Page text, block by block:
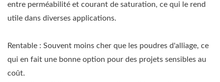
entre perméabilité et courant de saturation, ce qui le rend
utile dans diverses applications.
Rentable : Souvent moins cher que les poudres d'alliage, ce
qui en fait une bonne option pour des projets sensibles au
coût.